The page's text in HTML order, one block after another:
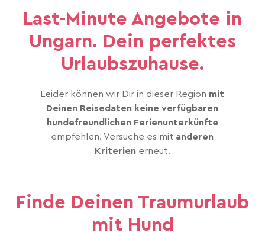
Last-Minute Angebote in
Ungarn. Dein perfektes
Urlaubszuhause.
Leider können wir Dir in dieser Region mit
Deinen Reisedaten keine verfügbaren
hundefreundlichen Ferienunterkünfte
empfehlen. Versuche es mit anderen
Kriterienerneut.
Finde Deinen Traumurlaub
mit Hund